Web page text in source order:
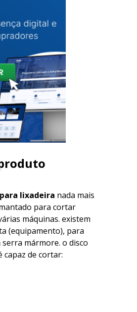
lixadeira nada mais
para cortar
máquinas. existem
(equipamento), para
mármore. o disco
capaz de cortar: